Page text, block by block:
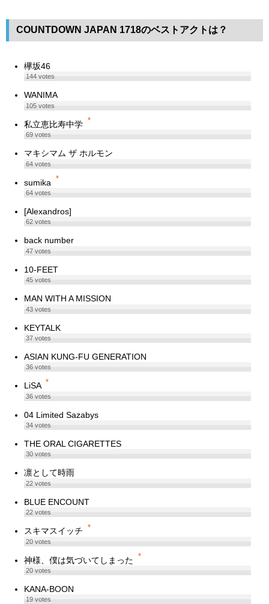
COUNTDOWN JAPAN 1718のベストアクトは？
欅坂46
144votes
WANIMA
105votes
私立恵比寿中学 *
69votes
マキシマム ザ ホルモン
64votes
sumika *
64votes
[Alexandros]
62votes
back number
47votes
10-FEET
45votes
MAN WITH A MISSION
43votes
KEYTALK
37votes
ASIAN KUNG-FU GENERATION
36votes
LiSA *
36votes
04 Limited Sazabys
34votes
THE ORAL CIGARETTES
30votes
凛として時雨
22votes
BLUE ENCOUNT
22votes
スキマスイッチ *
20votes
神様、僕は気づいてしまった *
20votes
KANA-BOON
19votes